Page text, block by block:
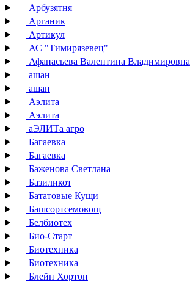
Арбузятня
Арганик
Артикул
АС "Тимирязевец"
Афанасьева Валентина Владимировна
ашан
ашан
Аэлита
Аэлита
аЭЛИТа агро
Багаевка
Багаевка
Баженова Светлана
Базиликот
Бататовые Кущи
Башсортсемовощ
Белбиотех
Био-Старт
Биотехника
Биотехника
Блейн Хортон